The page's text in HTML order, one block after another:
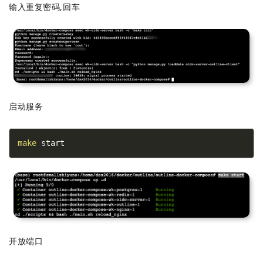
输入重复密码,回车
启动服务
make start
开放端口